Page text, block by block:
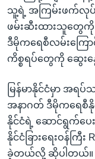
သူ့ရဲ့ အကြမ်းဖက်လုပ်ရ
ဖမ်းဆီးထားသူတွေကို
ဒီမိုကရေစီလမ်းကြော
ကိစ္စရပ်တွေကို ဆွေးနွ
မြန်မာနိုင်ငံမှာ အရ
အနာဂတ် ဒီမိုကရေစီနို
နိုင်ငံရဲ့ ဆောင်ရွက်ပေ
နိုင်ငံခြားရေးဝန်ကြီး
ခဲ့တယ်လို့ ဆိုပါတယ်။